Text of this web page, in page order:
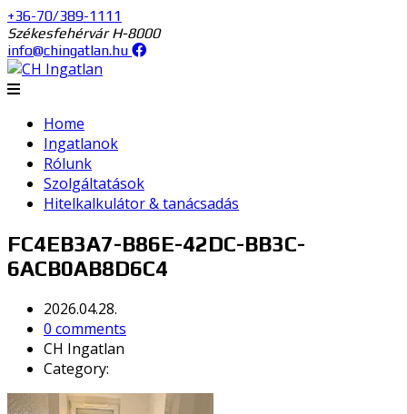
+36-70/389-1111
Székesfehérvár H-8000
info@chingatlan.hu
Home
Ingatlanok
Rólunk
Szolgáltatások
Hitelkalkulátor & tanácsadás
FC4EB3A7-B86E-42DC-BB3C-
6ACB0AB8D6C4
2026.04.28.
0 comments
CH Ingatlan
Category: